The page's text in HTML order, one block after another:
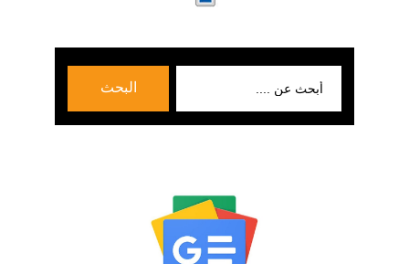
البحث